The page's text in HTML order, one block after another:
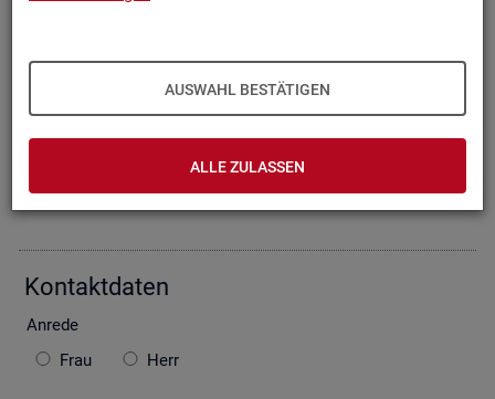
AUSWAHL BESTÄTIGEN
ALLE ZULASSEN
ten wir Ihre An­fra­ge per E-Mail, so­fern Sie damit ein­ver­stan­
den sind. Bitte be­ach­ten Sie auch die unten ste­hen­den Hin­
wei­se zu ggf. ent­ste­hen­den Kos­ten.
Die mit * ge­kenn­zeich­ne­ten Fel­der sind Pflicht­fel­der.
Kon­takt­da­ten
An­re­de
Frau
Herr